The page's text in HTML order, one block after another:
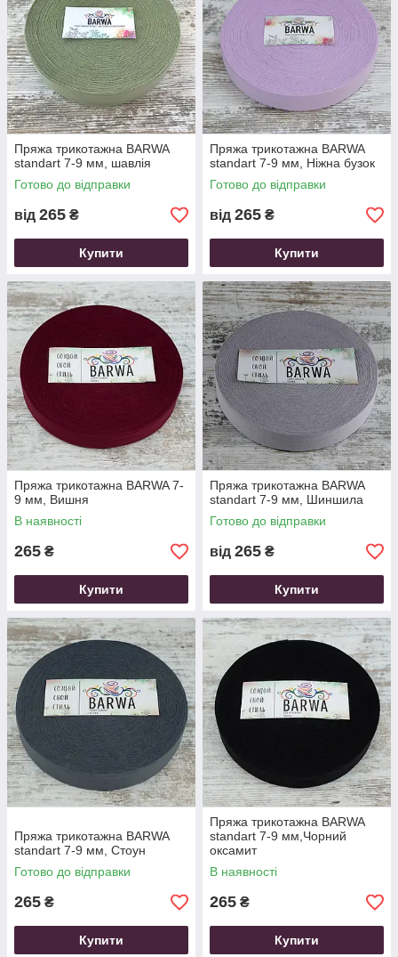
Пряжа трикотажна ВARWA
standart 7-9 мм, шавлія
Готово до відправки
від 265 ₴
Купити
Пряжа трикотажна ВARWA
standart 7-9 мм, Ніжна бузок
Готово до відправки
від 265 ₴
Купити
Пряжа трикотажна ВARWA 7-
9 мм, Вишня
В наявності
265 ₴
Купити
Пряжа трикотажна ВARWA
standart 7-9 мм, Шиншила
Готово до відправки
від 265 ₴
Купити
Пряжа трикотажна ВARWA
standart 7-9 мм, Стоун
Готово до відправки
265 ₴
Купити
Пряжа трикотажна ВARWA
standart 7-9 мм,Чорний
оксамит
В наявності
265 ₴
Купити